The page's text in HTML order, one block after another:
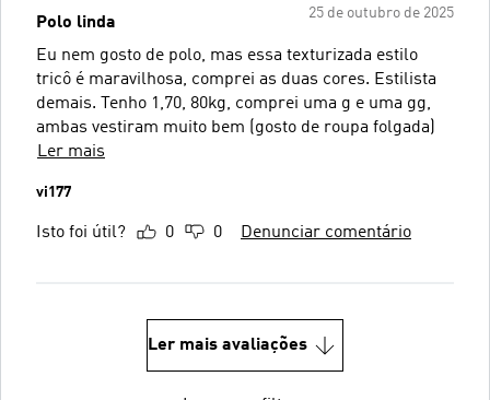
25 de outubro de 2025
Polo linda
Eu nem gosto de polo, mas essa texturizada estilo
tricô é maravilhosa, comprei as duas cores. Estilista
demais. Tenho 1,70, 80kg, comprei uma g e uma gg,
ambas vestiram muito bem (gosto de roupa folgada)
Ler mais
vi177
Isto foi útil? 0 0 Denunciar comentário
Ler mais avaliações